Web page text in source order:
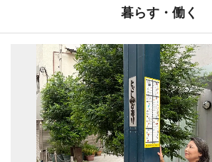
暮らす・働く